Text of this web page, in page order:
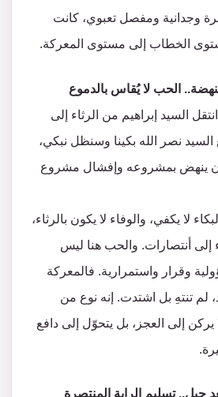
وجدانية ومفصل تعبوي، كانت
الخطاب إلى مستوى المعركة.
الحب لا يُقاس بالدموع
السيد إبراهيم من الرثاء إلى
السيد نصر الله بكينا وسنظل نبكي،
ينهض بمشروعه وإفشال مشروع
لا يكفي، والوفاء لا يكون بالرثاء،
إلى أنتصارات. والحب هنا ليس
وقرار واستمرارية. فالمعركة
لم تنتهِ بل اشتدت. إنه نوع من
يركن إلى العجز، بل يتحوّل إلى دافع
جيل.. تسليم الراية المنتصرة